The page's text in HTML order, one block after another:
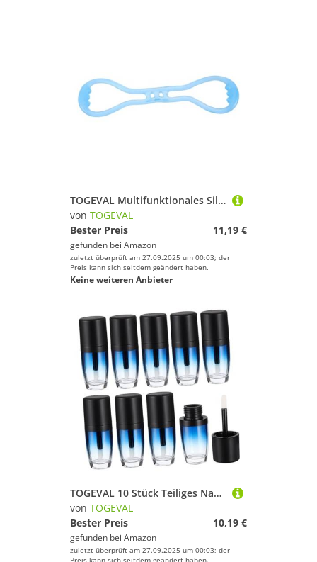
TOGEVAL Multifunktionales Silikon Fitnessband Figure Form Kompaktes Yoga Fitnessband Elastisches Übungsband für Effektives Stretching und Krafttraining in Blau
von TOGEVAL
Bester Preis
11,19 €
gefunden bei Amazon
zuletzt überprüft am 27.09.2025 um 00:03; der
Preis kann sich seitdem geändert haben.
Keine weiteren Anbieter
TOGEVAL 10 Stück Teiliges Nachfüllbare Lipgloss Tuben mit Deckel Mattes Farbverlauf Design Leichte Lippenbalsam Behälter Reise DIY Lippenstift Aufbewahrung Auslaufsicher und Tragbar
von TOGEVAL
Bester Preis
10,19 €
gefunden bei Amazon
zuletzt überprüft am 27.09.2025 um 00:03; der
Preis kann sich seitdem geändert haben.